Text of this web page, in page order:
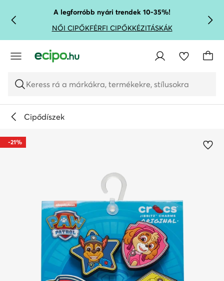
UGRÁS A FŐ TARTALOMRA
UGRÁS A KERESÉSHEZA legforróbb nyári trendek 10-35%!
NŐI CIPŐKFÉRFI CIPŐKKÉZITÁSKÁK
Keress rá a márkákra, termékekre, stílusokra
Cipődíszek
-21%